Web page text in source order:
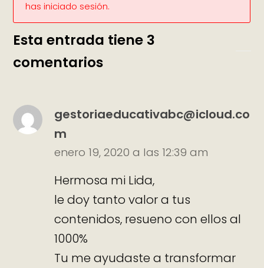
has iniciado sesión.
Esta entrada tiene 3
comentarios
gestoriaeducativabc@icloud.co
m
enero 19, 2020 a las 12:39 am
Hermosa mi Lida,
le doy tanto valor a tus
contenidos, resueno con ellos al
1000%
Tu me ayudaste a transformar